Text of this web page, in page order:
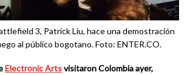
3, Patrick Liu, hace una demostración
al público bogotano. Foto: ENTER.CO.
Electronic Artsvisitaron Colombia ayer,